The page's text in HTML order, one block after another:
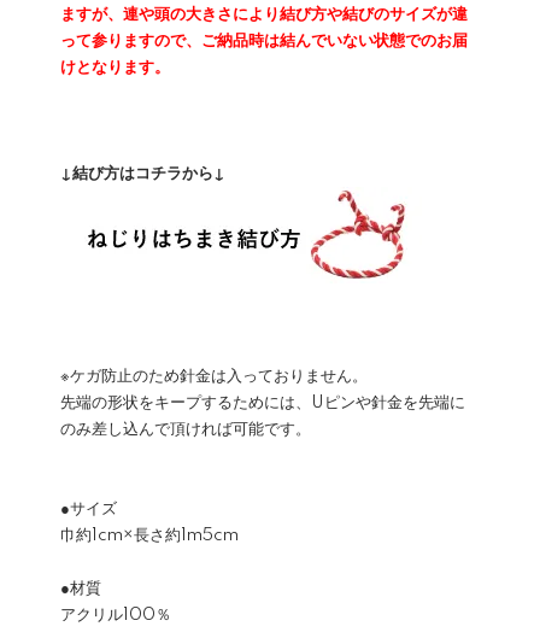
ますが、連や頭の大きさにより結び方や結びのサイズが違
って参りますので、ご納品時は結んでいない状態でのお届
けとなります。
↓結び方はコチラから↓
※ケガ防止のため針金は入っておりません。
先端の形状をキープするためには、Uピンや針金を先端に
のみ差し込んで頂ければ可能です。
●サイズ
巾約1cm×長さ約1m5cm
●材質
アクリル100％